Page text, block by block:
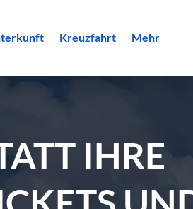
Kreuzfahrt Mehr
IHRE